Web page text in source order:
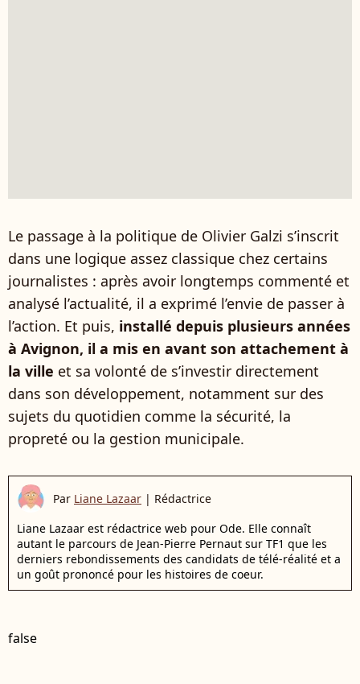
Le passage à la politique de Olivier Galzi s’inscrit
dans une logique assez classique chez certains
journalistes : après avoir longtemps commenté et
analysé l’actualité, il a exprimé l’envie de passer à
l’action. Et puis, installé depuis plusieurs années
à Avignon, il a mis en avant son attachement à
la ville et sa volonté de s’investir directement
dans son développement, notamment sur des
sujets du quotidien comme la sécurité, la
propreté ou la gestion municipale.
Par Liane Lazaar | Rédactrice
Liane Lazaar est rédactrice web pour Ode. Elle connaît
autant le parcours de Jean-Pierre Pernaut sur TF1 que les
derniers rebondissements des candidats de télé-réalité et a
un goût prononcé pour les histoires de coeur.
false